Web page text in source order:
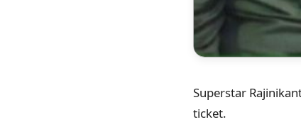
Superstar
ticket.